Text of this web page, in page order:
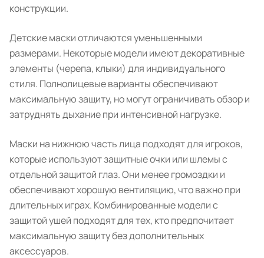
конструкции.
Детские маски отличаются уменьшенными
размерами. Некоторые модели имеют декоративные
элементы (черепа, клыки) для индивидуального
стиля. Полнолицевые варианты обеспечивают
максимальную защиту, но могут ограничивать обзор и
затруднять дыхание при интенсивной нагрузке.
Маски на нижнюю часть лица подходят для игроков,
которые используют защитные очки или шлемы с
отдельной защитой глаз. Они менее громоздки и
обеспечивают хорошую вентиляцию, что важно при
длительных играх. Комбинированные модели с
защитой ушей подходят для тех, кто предпочитает
максимальную защиту без дополнительных
аксессуаров.